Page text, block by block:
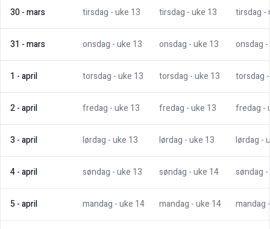
30-mars tirsdag - uke 13 tirsdag - uke 13 tirsdag -
31 -mars onsdag - uke 13 onsdag - uke 13 onsdag
1 -april torsdag - uke 13 torsdag - uke 13 torsdag
2-april fredag - uke 13 fredag - uke 13 fredag -
3 -april lørdag - uke 13 lørdag - uke 13 lørdag -
4-april søndag - uke 13 søndag - uke 14 søndag
5-april mandag - uke 14 mandag - uke 14 mandag